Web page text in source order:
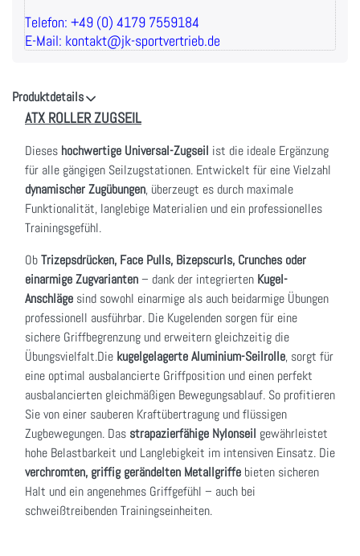
Telefon: +49 (0) 4179 7559184
E-Mail: kontakt@jk-sportvertrieb.de
Produktdetails
ATX ROLLER ZUGSEIL
Dieses hochwertige Universal-Zugseil ist die ideale Ergänzung
für alle gängigen Seilzugstationen. Entwickelt für eine Vielzahl
dynamischer Zugübungen, überzeugt es durch maximale
Funktionalität, langlebige Materialien und ein professionelles
Trainingsgefühl.
ObTrizepsdrücken, Face Pulls, Bizepscurls, Crunches oder
einarmige Zugvarianten– dank der integrierten Kugel-
Anschläge sind sowohl einarmige als auch beidarmige Übungen
professionell ausführbar. Die Kugelenden sorgen für eine
sichere Griffbegrenzung und erweitern gleichzeitig die
Übungsvielfalt.Die kugelgelagerte Aluminium-Seilrolle, sorgt für
eine optimal ausbalancierte Griffposition und einen perfekt
ausbalancierten gleichmäßigen Bewegungsablauf. So profitieren
Sie von einer sauberen Kraftübertragung und flüssigen
Zugbewegungen. Das strapazierfähige Nylonseil gewährleistet
hohe Belastbarkeit und Langlebigkeit im intensiven Einsatz. Die
verchromten, griffig gerändelten Metallgriffe bieten sicheren
Halt und ein angenehmes Griffgefühl – auch bei
schweißtreibenden Trainingseinheiten.